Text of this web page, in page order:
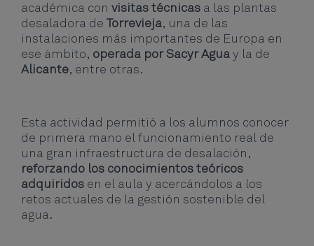
académica con visitas técnicas a las plantas
desaladora de Torrevieja, una de las
instalaciones más importantes de Europa en
ese ámbito, operada por Sacyr Agua y la de
Alicante, entre otras.
Esta actividad permitió a los alumnos conocer
de primera mano el funcionamiento real de
una gran infraestructura de desalación,
reforzando los conocimientos teóricos
adquiridos en el aula y acercándolos a los
retos actuales de la gestión sostenible del
agua.